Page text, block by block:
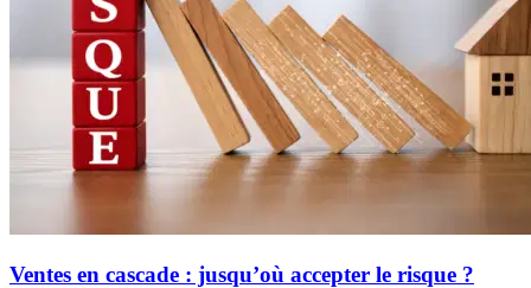
Ventes en cascade : jusqu’où accepter le risque ?